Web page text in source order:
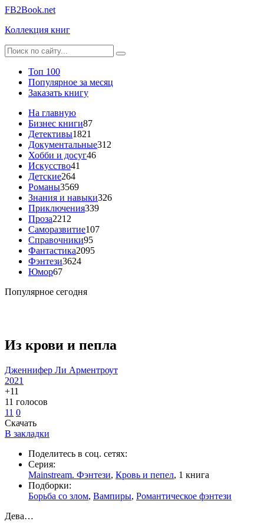
FB2Book.net
Коллекция книг
Топ 100
Популярное за месяц
Заказать книгу
На главную
Бизнес книги87
Детективы1821
Документальные312
Хобби и досуг46
Искусство41
Детские264
Романы3569
Знания и навыки326
Приключения339
Проза2212
Саморазвитие107
Справочники95
Фантастика2095
Фэнтези3624
Юмор67
Популярное сегодня
Из крови и пепла
Дженнифер Ли Арментроут
2021
+11
11 голосов
11 0
Скачать
В закладки
Поделитесь в соц. сетях:
Серия:
Mainstream. Фэнтези, Кровь и пепел, 1 книга
Подборки:
Борьба со злом, Вампиры, Романтическое фэнтези
Дева…